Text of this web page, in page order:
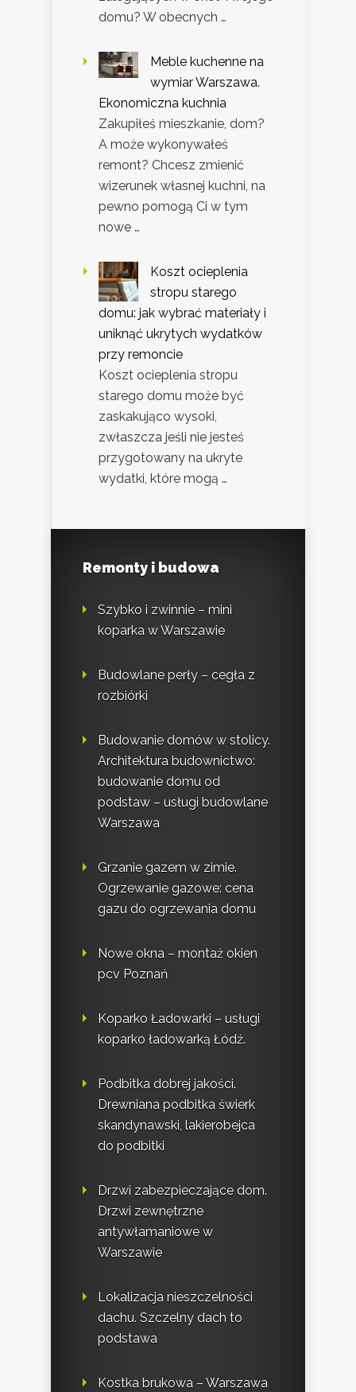
domu? W obecnych …
Meble kuchenne na
wymiar Warszawa.
Ekonomiczna kuchnia
Zakupiłeś mieszkanie, dom?
A może wykonywałeś
remont? Chcesz zmienić
wizerunek własnej kuchni, na
pewno pomogą Ci w tym
nowe …
Koszt ocieplenia
stropu starego
domu: jak wybrać materiały i
uniknąć ukrytych wydatków
przy remoncie
Koszt ocieplenia stropu
starego domu może być
zaskakująco wysoki,
zwłaszcza jeśli nie jesteś
przygotowany na ukryte
wydatki, które mogą …
Remonty i budowa
Szybko i zwinnie – mini
koparka w Warszawie
Budowlane perły – cegła z
rozbiórki
Budowanie domów w stolicy.
Architektura budownictwo:
budowanie domu od
podstaw – usługi budowlane
Warszawa
Grzanie gazem w zimie.
Ogrzewanie gazowe: cena
gazu do ogrzewania domu
Nowe okna – montaż okien
pcv Poznań
Koparko Ładowarki – usługi
koparko ładowarką Łódź.
Podbitka dobrej jakości.
Drewniana podbitka świerk
skandynawski, lakierobejca
do podbitki
Drzwi zabezpieczające dom.
Drzwi zewnętrzne
antywłamaniowe w
Warszawie
Lokalizacja nieszczelności
dachu. Szczelny dach to
podstawa
Kostka brukowa – Warszawa